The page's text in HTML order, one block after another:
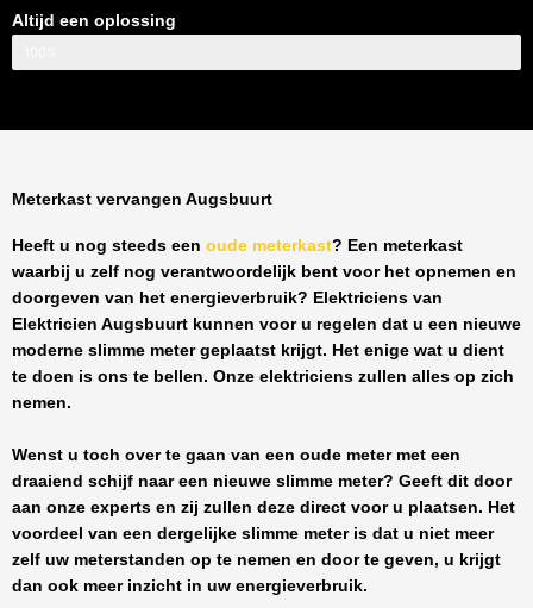
Altijd een oplossing
Meterkast vervangen Augsbuurt
Heeft u nog steeds een oude meterkast? Een meterkast
waarbij u zelf nog verantwoordelijk bent voor het opnemen en
doorgeven van het energieverbruik? Elektriciens van
Elektricien Augsbuurt kunnen voor u regelen dat u een nieuwe
moderne slimme meter geplaatst krijgt. Het enige wat u dient
te doen is ons te bellen. Onze elektriciens zullen alles op zich
nemen.
Wenst u toch over te gaan van een oude meter met een
draaiend schijf naar een nieuwe slimme meter? Geeft dit door
aan onze experts en zij zullen deze direct voor u plaatsen. Het
voordeel van een dergelijke slimme meter is dat u niet meer
zelf uw meterstanden op te nemen en door te geven, u krijgt
dan ook meer inzicht in uw energieverbruik.